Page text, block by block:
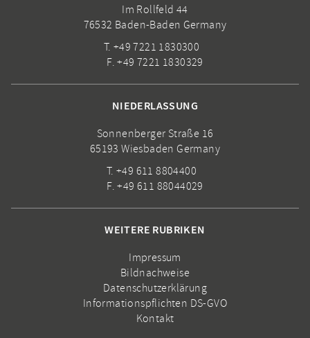
Im Rollfeld 44
76532 Baden-Baden Germany
T. +49 7221 1830300
F. +49 7221 1830329
NIEDERLASSUNG
Sonnenberger Straße 16
65193 Wiesbaden Germany
T. +49 611 8804400
F. +49 611 88044029
WEITERE RUBRIKEN
Impressum
Bildnachweise
Datenschutzerklärung
Informationspflichten DS-GVO
Kontakt